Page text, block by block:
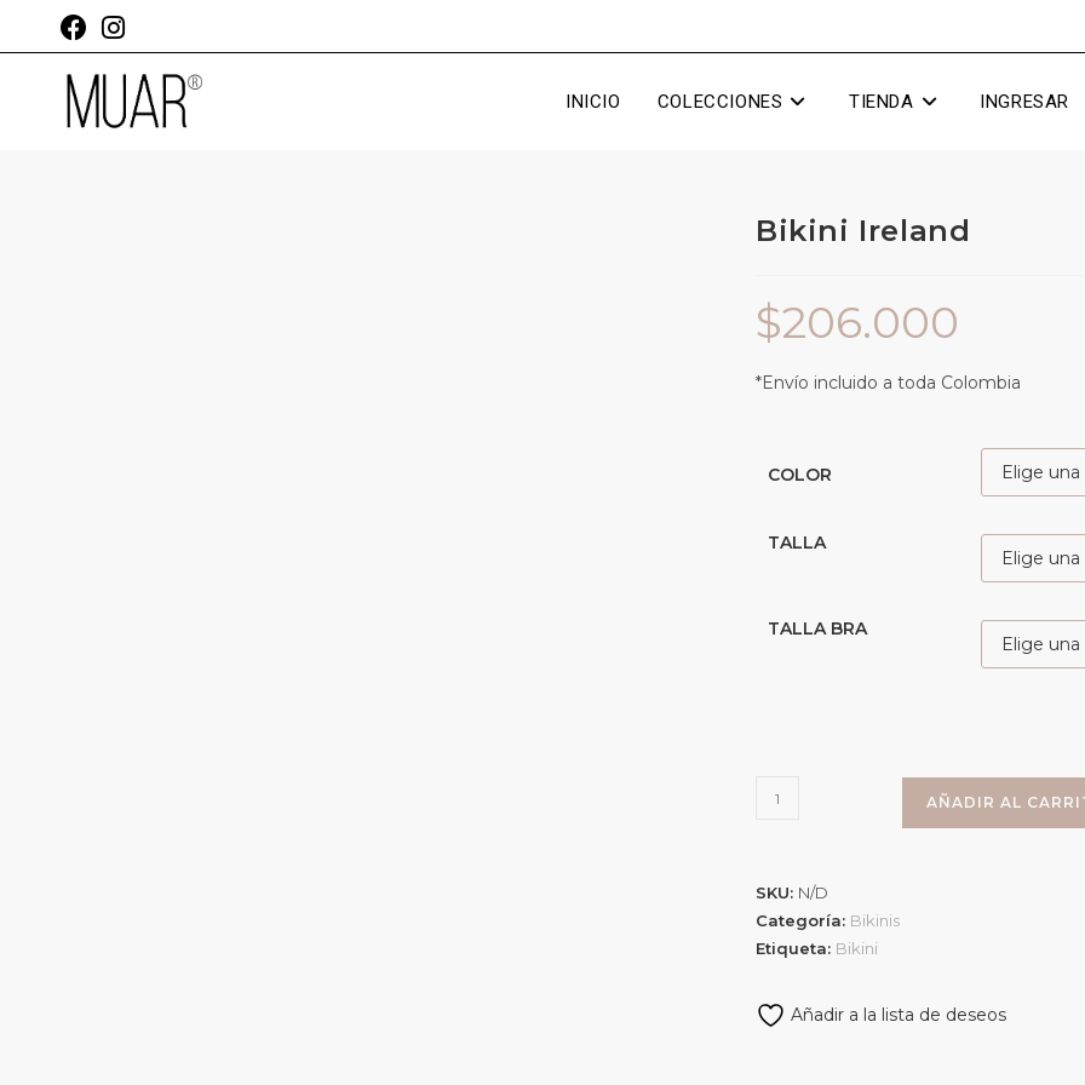
INICIO COLECCIONES TIENDA INGRESAR
Bikini Ireland
$206.000
*Envío incluido a toda Colombia
COLOR
TALLA
TALLA BRA
AÑADIR AL
SKU: N/D
Categoría: Bikinis
Etiqueta: Bikini
Añadir a la lista de deseos